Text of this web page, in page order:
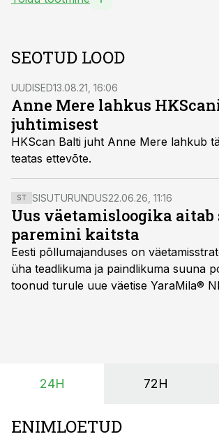
SEOTUD LOOD
UUDISED13.08.21, 16:06
Anne Mere lahkus
juhtimisest
HKScan Balti juht Anne Mere lahkub
teatas ettevõte.
ST SISUTURUNDUS22.06.26, 11:16
Uus väetamisloogika aitab
paremini kaitsta
Eesti põllumajanduses on
üha teadlikuma ja paindlikuma suuna
toonud turule uue väetise YaraMila®
24H 72H
ENIMLOETUD